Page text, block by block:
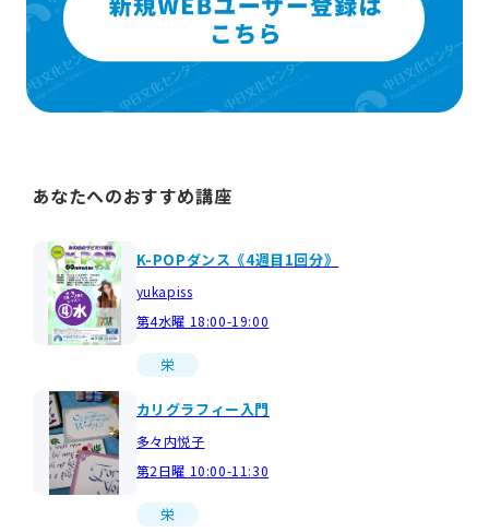
あなたへのおすすめ講座
K-POPダンス《4週目1回分》
yukapiss
第4水曜 18:00-19:00
栄
カリグラフィー入門
多々内悦子
第2日曜 10:00-11:30
栄